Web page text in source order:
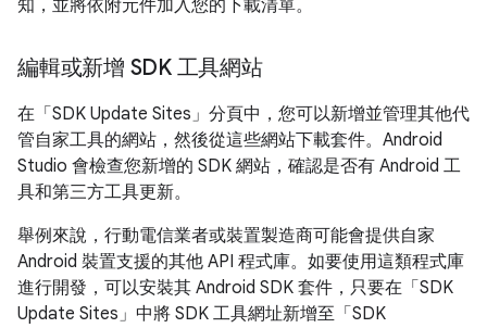
知，並將依附元件加入您的下載清單。
編輯或新增 SDK 工具網站
在「SDK Update Sites」 分頁中，您可以新增並管理其他代
管自家工具的網站，然後從這些網站下載套件。Android
Studio 會檢查您新增的 SDK 網站，確認是否有 Android 工
具和第三方工具更新。
舉例來說，行動電信業者或裝置製造商可能會提供自家
Android 裝置支援的其他 API 程式庫。如要使用這類程式庫
進行開發，可以安裝其 Android SDK 套件，只要在「SDK
Update Sites」 中將 SDK 工具網址新增至「SDK